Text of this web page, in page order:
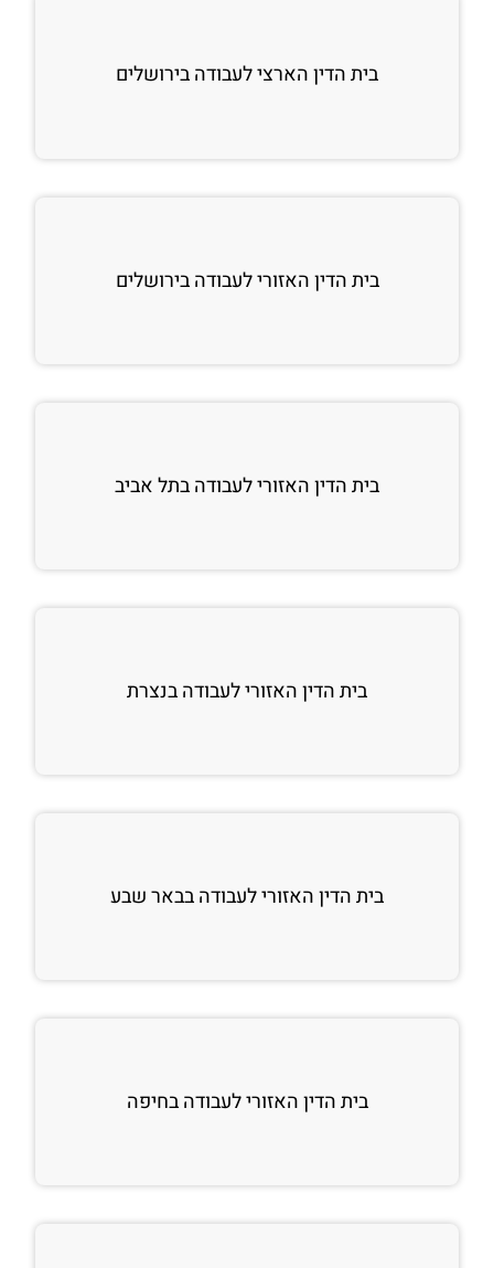
בית הדין הארצי לעבודה בירושלים
בית הדין האזורי לעבודה בירושלים
בית הדין האזורי לעבודה בתל אביב
בית הדין האזורי לעבודה בנצרת
בית הדין האזורי לעבודה בבאר שבע
בית הדין האזורי לעבודה בחיפה